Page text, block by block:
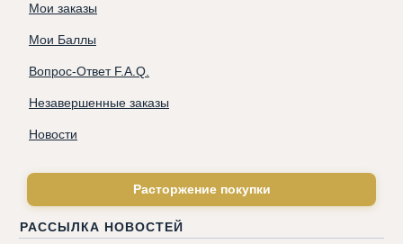
Мои заказы
Мои Баллы
Вопрос-Ответ F.A.Q.
Незавершенные заказы
Новости
Расторжение покупки
РАССЫЛКА НОВОСТЕЙ